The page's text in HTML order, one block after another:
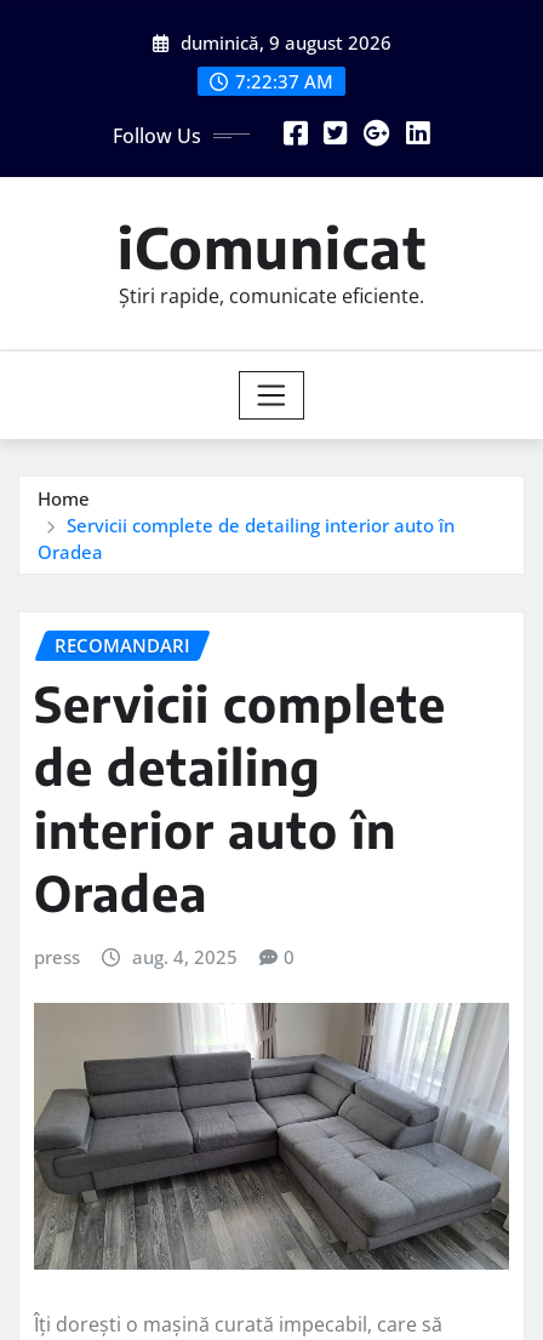
duminică, 9 august 2026
7:22:38 AM
Follow Us
iComunicat
Știri rapide, comunicate eficiente.
Home
Servicii complete de detailing interior auto în
Oradea
RECOMANDARI
Servicii complete
de detailing
interior auto în
Oradea
press aug. 4, 2025 0
Îți dorești o mașină curată impecabil, care să